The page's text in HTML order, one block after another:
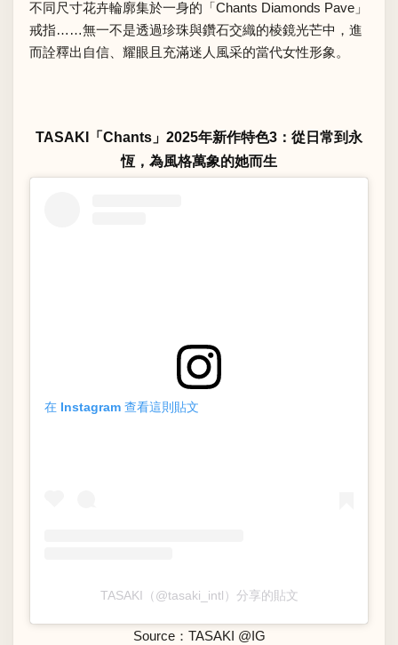
不同尺寸花卉輪廓集於一身的「Chants Diamonds Pave」
戒指……無一不是透過珍珠與鑽石交織的棱鏡光芒中，進
而詮釋出自信、耀眼且充滿迷人風采的當代女性形象。
TASAKI「Chants」2025年新作特色3：從日常到永
恆，為風格萬象的她而生
在 Instagram 查看這則貼文
TASAKI（@tasaki_intl）分享的貼文
Source： TASAKI @IG